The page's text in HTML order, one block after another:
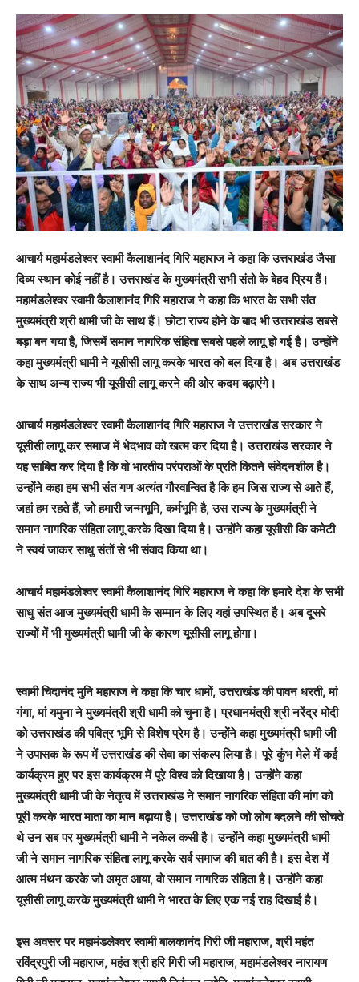
आचार्य महामंडलेश्वर स्वामी कैलाशानंद गिरि महाराज ने कहा कि उत्तराखंड जैसा
दिव्य स्थान कोई नहीं है। उत्तराखंड के मुख्यमंत्री सभी संतो के बेहद प्रिय हैं।
महामंडलेश्वर स्वामी कैलाशानंद गिरि महाराज ने कहा कि भारत के सभी संत
मुख्यमंत्री श्री धामी जी के साथ हैं। छोटा राज्य होने के बाद भी उत्तराखंड सबसे
बड़ा बन गया है, जिसमें समान नागरिक संहिता सबसे पहले लागू हो गई है। उन्होंने
कहा मुख्यमंत्री धामी ने यूसीसी लागू करके भारत को बल दिया है। अब उत्तराखंड
के साथ अन्य राज्य भी यूसीसी लागू करने की ओर कदम बढ़ाएंगे।
आचार्य महामंडलेश्वर स्वामी कैलाशानंद गिरि महाराज ने उत्तराखंड सरकार ने
यूसीसी लागू कर समाज में भेदभाव को खत्म कर दिया है। उत्तराखंड सरकार ने
यह साबित कर दिया है कि वो भारतीय परंपराओं के प्रति कितने संवेदनशील है।
उन्होंने कहा हम सभी संत गण अत्यंत गौरवान्वित है कि हम जिस राज्य से आते हैं,
जहां हम रहते हैं, जो हमारी जन्मभूमि, कर्मभूमि है, उस राज्य के मुख्यमंत्री ने
समान नागरिक संहिता लागू करके दिखा दिया है। उन्होंने कहा यूसीसी कि कमेटी
ने स्वयं जाकर साधु संतों से भी संवाद किया था।
आचार्य महामंडलेश्वर स्वामी कैलाशानंद गिरि महाराज ने कहा कि हमारे देश के सभी
साधु संत आज मुख्यमंत्री धामी के सम्मान के लिए यहां उपस्थित है। अब दूसरे
राज्यों में भी मुख्यमंत्री धामी जी के कारण यूसीसी लागू होगा।
स्वामी चिदानंद मुनि महाराज ने कहा कि चार धामों, उत्तराखंड की पावन धरती, मां
गंगा, मां यमुना ने मुख्यमंत्री श्री धामी को चुना है। प्रधानमंत्री श्री नरेंद्र मोदी
को उत्तराखंड की पवित्र भूमि से विशेष प्रेम है। उन्होंने कहा मुख्यमंत्री धामी जी
ने उपासक के रूप में उत्तराखंड की सेवा का संकल्प लिया है। पूरे कुंभ मेले में कई
कार्यक्रम हुए पर इस कार्यक्रम में पूरे विश्व को दिखाया है। उन्होंने कहा
मुख्यमंत्री धामी जी के नेतृत्व में उत्तराखंड ने समान नागरिक संहिता की मांग को
पूरी करके भारत माता का मान बढ़ाया है। उत्तराखंड को जो लोग बदलने की सोचते
थे उन सब पर मुख्यमंत्री धामी ने नकेल कसी है। उन्होंने कहा मुख्यमंत्री धामी
जी ने समान नागरिक संहिता लागू करके सर्व समाज की बात की है। इस देश में
आत्म मंथन करके जो अमृत आया, वो समान नागरिक संहिता है। उन्होंने कहा
यूसीसी लागू करके मुख्यमंत्री धामी ने भारत के लिए एक नई राह दिखाई है।
इस अवसर पर महामंडलेश्वर स्वामी बालकानंद गिरी जी महाराज, श्री महंत
रविंद्रपुरी जी महाराज, महंत श्री हरि गिरी जी महाराज, महामंडलेश्वर नारायण